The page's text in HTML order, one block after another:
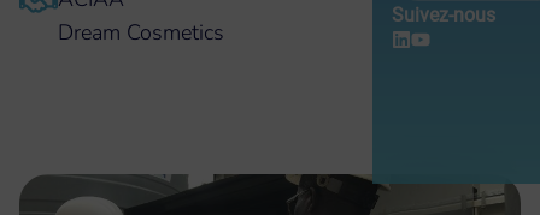
Suivez-nous
Dream Cosmetics